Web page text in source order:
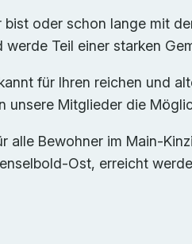
bist oder schon lange mit
werde Teil einer starken
für Ihren reichen und
unsere Mitglieder die
alle Bewohner im Main-
Ost, erreicht